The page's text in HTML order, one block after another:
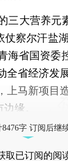
大营养元
仗察尔汗盐
海省国资委
全省经济发
上马新项目
缘。
字 订阅后继
取已订阅的阅